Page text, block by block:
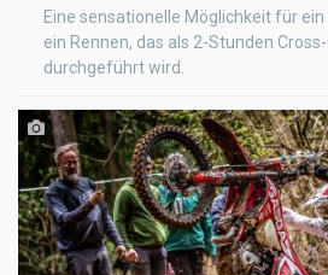
Eine sensationelle Möglichkeit für ein
ein Rennen, das als 2-Stunden
durchgeführt wird.